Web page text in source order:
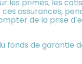
les primes, les
assurances,
de la prise
fonds de garantie